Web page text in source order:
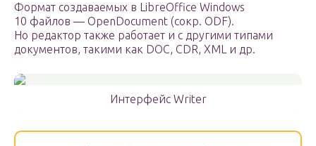
Формат создаваемых в LibreOffice Windows
10 файлов — OpenDocument (сокр. ODF).
Но редактор также работает и с другими типами
документов, такими как DOC, CDR, XML и др.
Интерфейс Writer